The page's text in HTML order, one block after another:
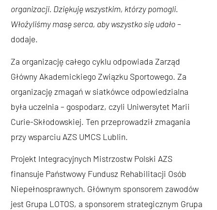
organizacji. Dziękuję wszystkim, którzy pomogli.
Włożyliśmy masę serca, aby wszystko się udało–
dodaje.
Za organizację całego cyklu odpowiada Zarząd
Główny Akademickiego Związku Sportowego. Za
organizację zmagań w siatkówce odpowiedzialna
była uczelnia – gospodarz, czyli Uniwersytet Marii
Curie-Skłodowskiej. Ten przeprowadził zmagania
przy wsparciu AZS UMCS Lublin.
Projekt Integracyjnych Mistrzostw Polski AZS
finansuje Państwowy Fundusz Rehabilitacji Osób
Niepełnosprawnych. Głównym sponsorem zawodów
jest Grupa LOTOS, a sponsorem strategicznym Grupa